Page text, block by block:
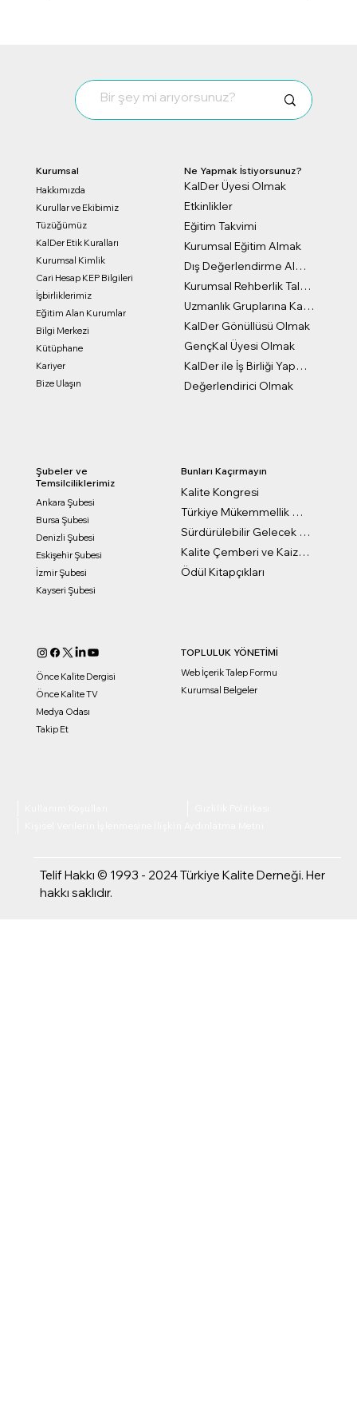
Telif Hakkı © 1993 - 2024 Türkiye Kalite Derneği. Her
hakkı saklıdır.
Kurumsal
Hakkımızda
Kurullar ve Ekibimiz
Tüzüğümüz
KalDer Etik Kuralları
Kurumsal Kimlik
Cari Hesap KEP Bilgileri
İşbirliklerimiz
Eğitim Alan Kurumlar
Bilgi Merkezi
Kütüphane
Kariyer
Bize Ulaşın
Bunları Kaçırmayın
Kalite Kongresi
Türkiye Mükemmellik Ödülleri
Sürdürülebilir Gelecek Ödülleri
Kalite Çemberi ve Kaizen Ödülleri
Ödül Kitapçıkları
Şubeler ve
Temsilciliklerimiz
Ankara Şubesi
Bursa Şubesi
Denizli Şubesi
Eskişehir Şubesi
İzmir Şubesi
Kayseri Şubesi
TOPLULUK YÖNETİMİ
Web İçerik Talep Formu
Kurumsal Belgeler
Önce Kalite Dergisi
Önce Kalite TV
Medya Odası
Takip Et
Ne Yapmak İstiyorsunuz?
KalDer Üyesi Olmak
Etkinlikler
Eğitim Takvimi
Kurumsal Eğitim Almak
Dış Değerlendirme Almak
Kurumsal Rehberlik Talep Formu
Uzmanlık Gruplarına Katılmak
KalDer Gönüllüsü Olmak
GençKal Üyesi Olmak
KalDer ile İş Birliği Yapmak
Değerlendirici Olmak